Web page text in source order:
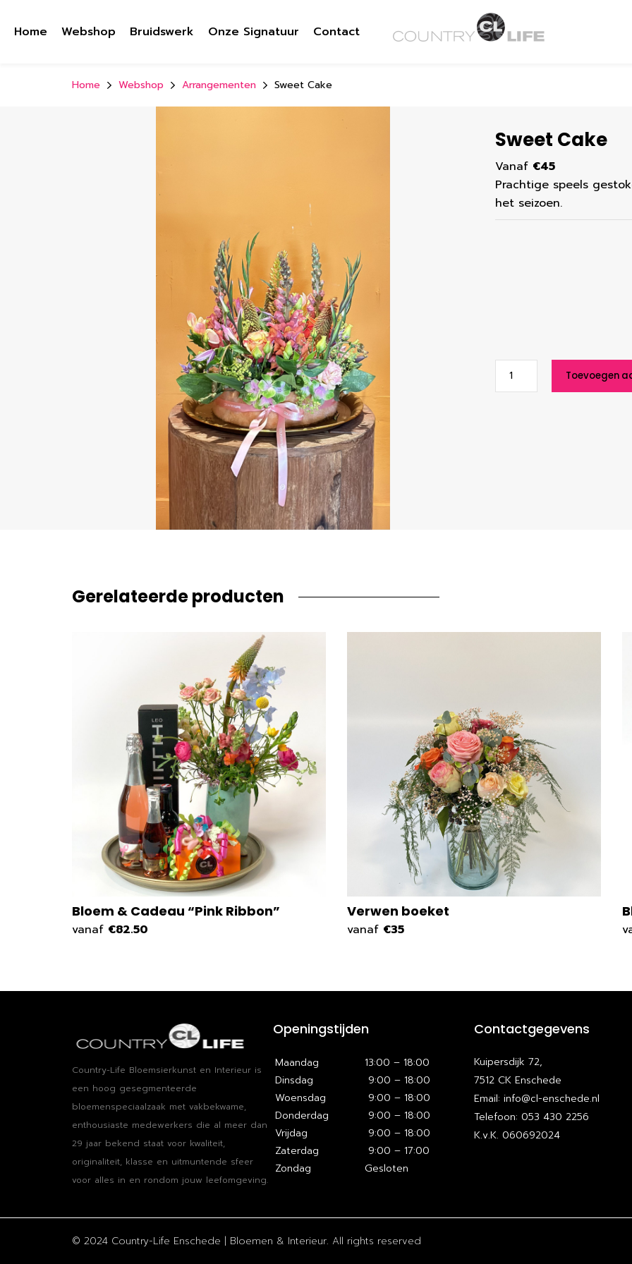
Home Webshop Bruidswerk Onze Signatuur Contact
Home Webshop Arrangementen Sweet Cake
Sweet Cake
Vanaf €45
Prachtige speels
het seizoen.
Cake
Toevoegen
Gerelateerde producten
Bloem & Cadeau “Pink Ribbon”
vanaf €82.50
Verwen boeket
vanaf €35
Country-Life Bloemsierkunst en Interieur is
een hoog​ ​gesegmenteerde
bloemenspeciaalzaak met vakbekwame​, ​
enthousiaste medewerkers die al meer dan
29 jaar bekend staat voor kwaliteit,
originaliteit, klasse en uitmuntende sfeer
voor alles in en rondom jouw leefomgeving.
Openingstijden
Maandag
13:00 – 18:00
Dinsdag
9:00 – 18:00
Woensdag
9:00 – 18:00
Donderdag
9:00 – 18:00
Vrijdag
9:00 – 18:00
Zaterdag
9:00 – 17:00
Zondag
Gesloten
Contactgegevens
Kuipersdijk 72,
7512 CK Enschede
Email: info@cl-enschede.nl
Telefoon: 053 430 2256
K.v.K. 060692024
© 2024 Country-Life Enschede | Bloemen & Interieur. All rights reserved